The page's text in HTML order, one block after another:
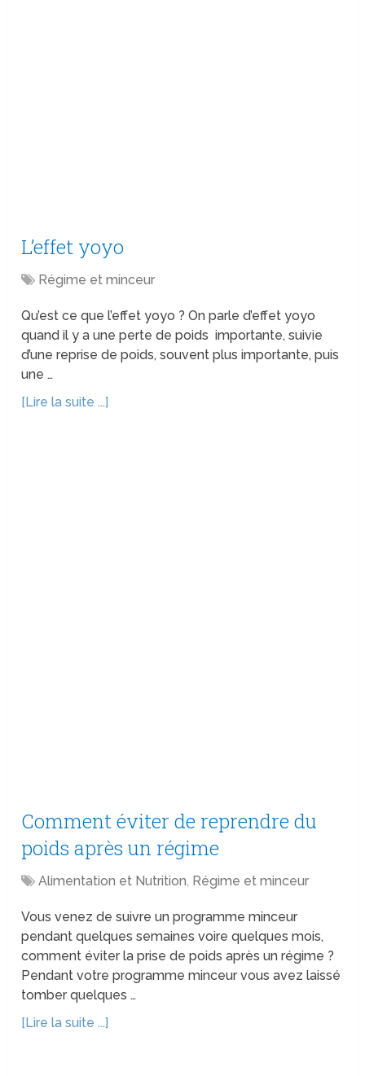
L’effet yoyo
Régime et minceur
Qu’est ce que l’effet yoyo ? On parle d’effet yoyo
quand il y a une perte de poids importante, suivie
d’une reprise de poids, souvent plus importante, puis
une …
[Lire la suite ...]
Comment éviter de reprendre du
poids après un régime
Alimentation et Nutrition, Régime et minceur
Vous venez de suivre un programme minceur
pendant quelques semaines voire quelques mois,
comment éviter la prise de poids après un régime ?
Pendant votre programme minceur vous avez laissé
tomber quelques …
[Lire la suite ...]